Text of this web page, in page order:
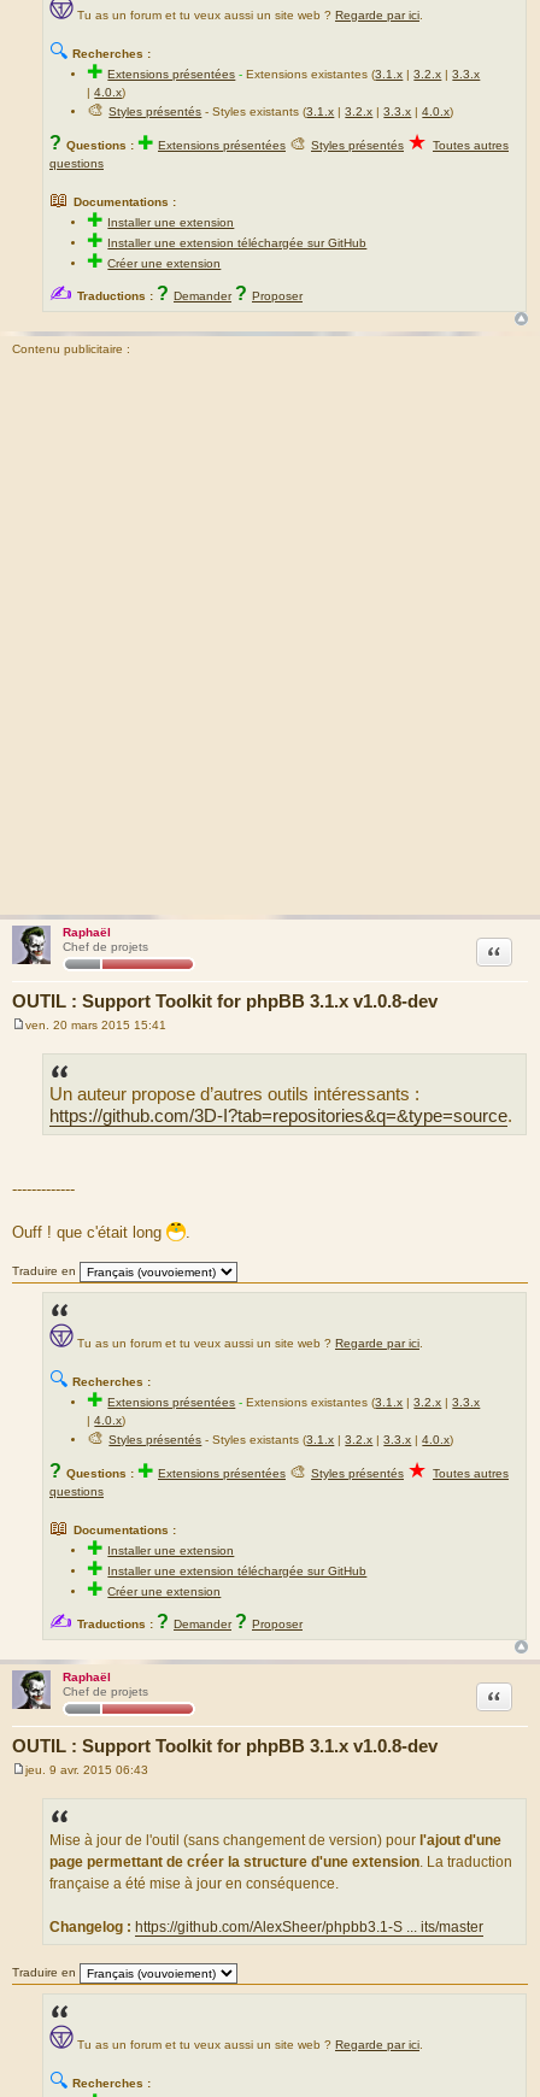
Tu as un forum et tu veux aussi un site web ? Regarde par ici.
🔍 Recherches :
✚Extensions présentées -Extensions existantes (3.1.x |3.2.x |3.3.x
|4.0.x)
🎨Styles présentés - Styles existants (3.1.x |3.2.x |3.3.x |4.0.x)
? Questions : ✚ Extensions présentées 🎨 Styles présentés ★ Toutes autres
questions
📖 Documentations :
✚ Installer une extension
✚ Installer une extension téléchargée sur GitHub
✚Créer une extension
✍ Traductions : ? Demander ? Proposer
Contenu publicitaire :
Raphaël
Chef de projets
OUTIL : Support Toolkit for phpBB 3.1.x v1.0.8-dev
Citation
ven. 20 mars 2015 15:41
Un auteur propose d’autres outils intéressants :
https://github.com/3D-I?tab=repositories&q=&type=source.
-------------
Ouff ! que c'était long
Traduire en
Tu as un forum et tu veux aussi un site web ? Regarde par ici
🔍 Recherches :
✚Extensions présentées -Extensions existantes (3.1.x |3.2.x |3.3.x
|4.0.x)
🎨Styles présentés - Styles existants (3.1.x |3.2.x |3.3.x |4.0.x)
? Questions : ✚ Extensions présentées 🎨 Styles présentés ★ Toutes autres
questions
📖 Documentations :
✚ Installer une extension
✚ Installer une extension téléchargée sur GitHub
✚Créer une extension
✍ Traductions : ? Demander ? Proposer
Raphaël
Chef de projets
OUTIL : Support Toolkit for phpBB 3.1.x v1.0.8-dev
Citation
M
jeu. 9 avr. 2015 06:43
Mise à jour de l'outil (sans changement de version) pour l'ajout d'une
page permettant de créer la structure d'une extension . La traduction
française a été mise à jour en conséquence.
Changelog : https://github.com/AlexSheer/phpbb3.1-S ... its/master
Traduire en
Tu as un forum et tu veux aussi un site web ? Regarde par ici
🔍 Recherches :